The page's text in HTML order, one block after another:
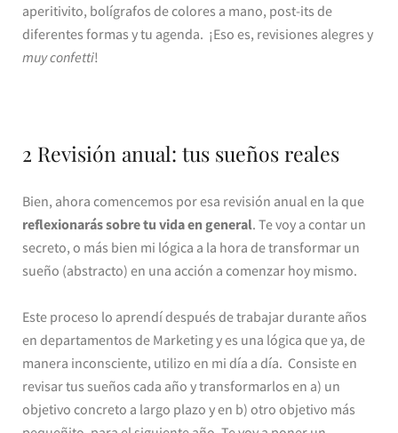
aperitivito, bolígrafos de colores a mano, post-its de
diferentes formas y tu agenda. ¡Eso es, revisiones alegres y
muy confetti!
2 Revisión anual: tus sueños reales
Bien, ahora comencemos por esa revisión anual en la que
reflexionarás sobre tu vida en general. Te voy a contar un
secreto, o más bien mi lógica a la hora de transformar un
sueño (abstracto) en una acción a comenzar hoy mismo.
Este proceso lo aprendí después de trabajar durante años
en departamentos de Marketing y es una lógica que ya, de
manera inconsciente, utilizo en mi día a día. Consiste en
revisar tus sueños cada año y transformarlos en a) un
objetivo concreto a largo plazo y en b) otro objetivo más